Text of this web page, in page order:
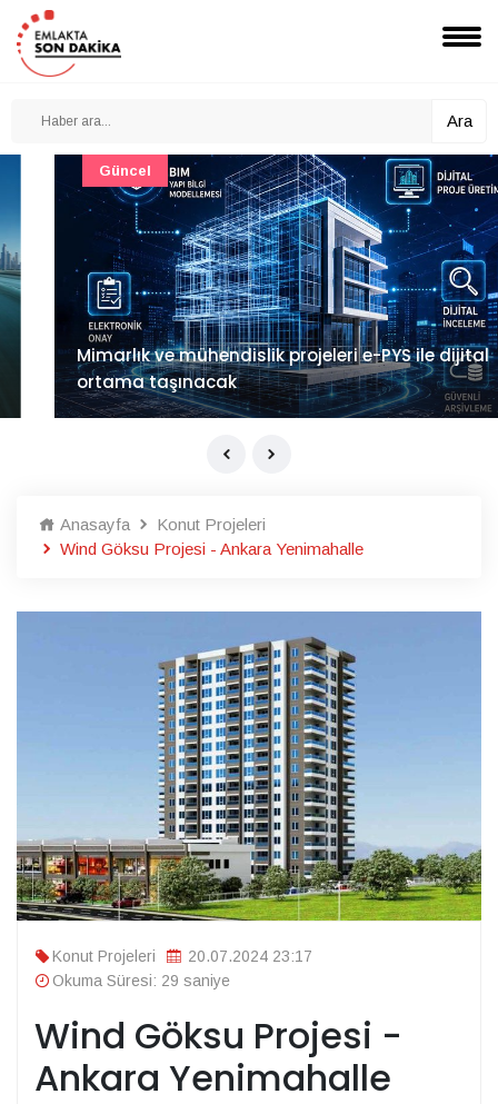
Ara
Mimarlık ve mühendislik projeleri e-PYS ile dijital
ortama taşınacak
Güncel
Anasayfa
Konut Projeleri
Wind Göksu Projesi - Ankara Yenimahalle
Konut Projeleri
20.07.2024 23:17
Okuma Süresi: 29 saniye
Wind Göksu Projesi -
Ankara Yenimahalle